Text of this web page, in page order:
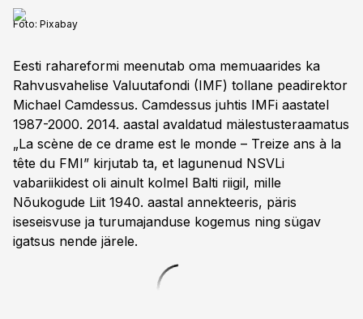
Foto: Pixabay
Eesti rahareformi meenutab oma memuaarides ka
Rahvusvahelise Valuutafondi (IMF) tollane peadirektor
Michael Camdessus. Camdessus juhtis IMFi aastatel
1987-2000. 2014. aastal avaldatud mälestusteraamatus
„La scène de ce drame est le monde – Treize ans à la
tête du FMI” kirjutab ta, et lagunenud NSVLi
vabariikidest oli ainult kolmel Balti riigil, mille
Nõukogude Liit 1940. aastal annekteeris, päris
iseseisvuse ja turumajanduse kogemus ning sügav
igatsus nende järele.